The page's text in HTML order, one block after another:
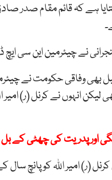
ہے کہ قائم مقام صدر
نے چیئرمین این سی
وفاقی حکومت نے
لیکن انہوں نے کرنل (ر)
کی چھٹی کے بل 2023ء پر دستخط کر دیئے